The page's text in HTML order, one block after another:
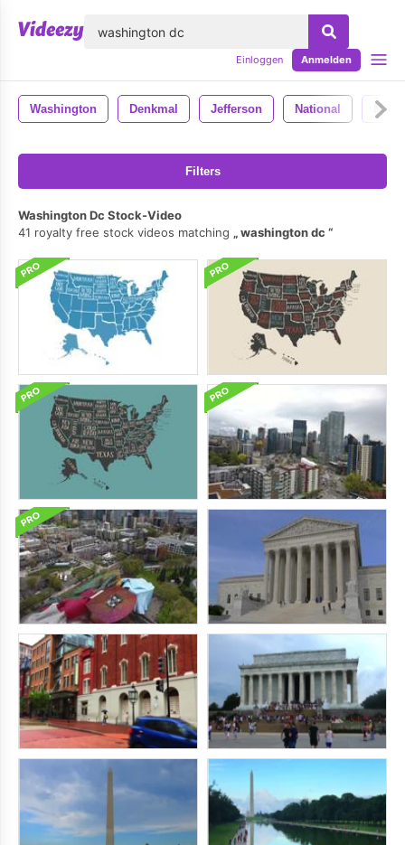
Einloggen Anmelden
Washington Denkmal Jefferson National
Filters
Washington Dc Stock-Video
41 royalty free stock videos matching
washington dc